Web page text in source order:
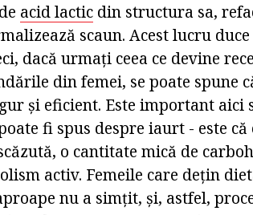
acid lactic din structura sa,
scaun. Acest lucru
dacă urmați ceea ce devine
din femei, se poate spune
și eficient. Este important aici
fi spus despre iaurt - este
o cantitate mică de
activ. Femeile care dețin
nu a simțit, și, astfel,